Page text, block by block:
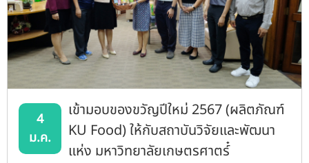
4
ม.ค.
เข้ามอบของขวัญปีใหม่ 2567 (ผลิตภัณฑ์
KU Food) ให้กับสถาบันวิจัยและพัฒนา
แห่ง มหาวิทยาลัยเกษตรศาตร์๋